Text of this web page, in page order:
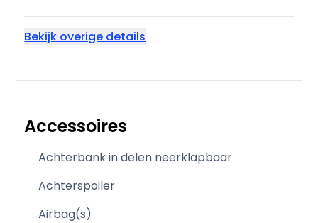
Bekijk overige details
Accessoires
Achterbank in delen neerklapbaar
Achterspoiler
Airbag(s)